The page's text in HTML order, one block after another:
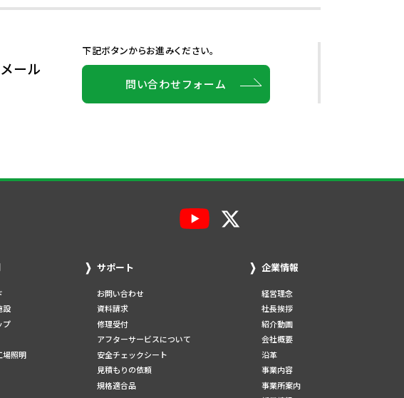
メール
下記ボタンからお進みください。
問い合わせフォーム
設
プ
場照明
サポート
お問い合わせ
資料請求
修理受付
アフターサービスについて
安全チェックシート
見積もりの依頼
規格適合品
企業情報
経営理念
社長挨拶
紹介動画
会社概要
沿革
事業内容
事業所案内